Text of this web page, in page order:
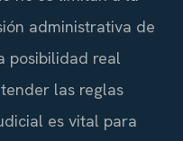
administrativa de
posibilidad real
las reglas
es vital para